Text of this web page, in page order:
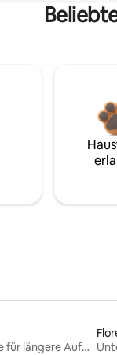
Unterkünfte für längere Aufenthalte